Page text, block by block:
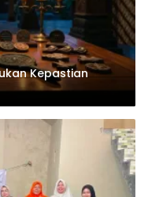
Kepastian